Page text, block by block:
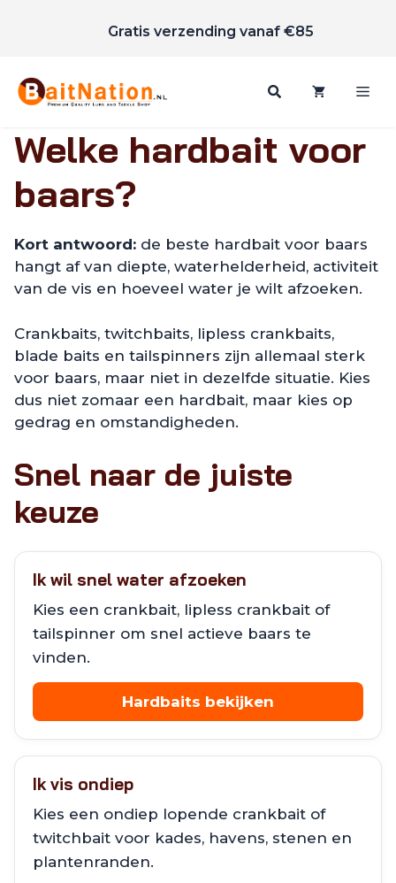
inhoud
Gratis verzending vanaf €85
Welke hardbait voor
baars?
Kort antwoord: de beste hardbait voor baars
hangt af van diepte, waterhelderheid, activiteit
van de vis en hoeveel water je wilt afzoeken.
Crankbaits, twitchbaits, lipless crankbaits,
blade baits en tailspinners zijn allemaal sterk
voor baars, maar niet in dezelfde situatie. Kies
dus niet zomaar een hardbait, maar kies op
gedrag en omstandigheden.
Snel naar de juiste
keuze
Ik wil snel water afzoeken
Kies een crankbait, lipless crankbait of
tailspinner om snel actieve baars te
vinden.
Hardbaits bekijken
Ik vis ondiep
Kies een ondiep lopende crankbait of
twitchbait voor kades, havens, stenen en
plantenranden.